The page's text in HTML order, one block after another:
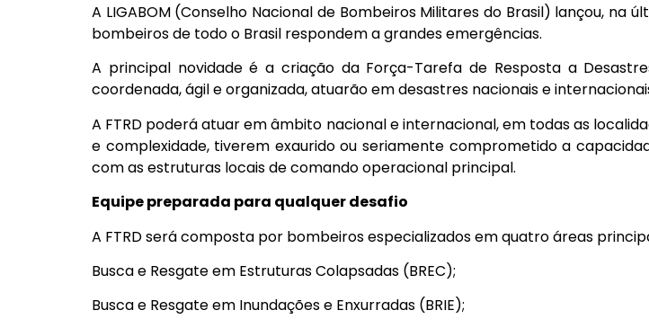
A LIGABOM (Conselho Nacional de Bombeiros Militares do Brasil) lançou,
bombeiros de todo o Brasil respondem a grandes emergências.
A principal novidade é a criação da Força-Tarefa de Resposta a
coordenada, ágil e organizada, atuarão em desastres nacionais e
A FTRD poderá atuar em âmbito nacional e internacional, em todas as
e complexidade, tiverem exaurido ou seriamente comprometido a
com as estruturas locais de comando operacional principal.
Equipe preparada para qualquer desafio
A FTRD será composta por bombeiros especializados em quatro áreas
Busca e Resgate em Estruturas Colapsadas (BREC);
Busca e Resgate em Inundações e Enxurradas (BRIE);